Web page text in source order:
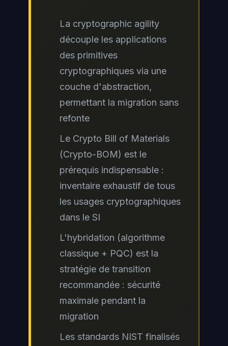
La cryptographic agility
découple les applications
des primitives
cryptographiques via une
couche d'abstraction,
permettant la migration sans
refonte
Le Crypto Bill of Materials
(Crypto-BOM) est le
prérequis indispensable :
inventaire exhaustif de tous
les usages cryptographiques
dans le SI
L'hybridation (algorithme
classique + PQC) est la
stratégie de transition
recommandée : sécurité
maximale pendant la
migration
Les standards NIST finalisés